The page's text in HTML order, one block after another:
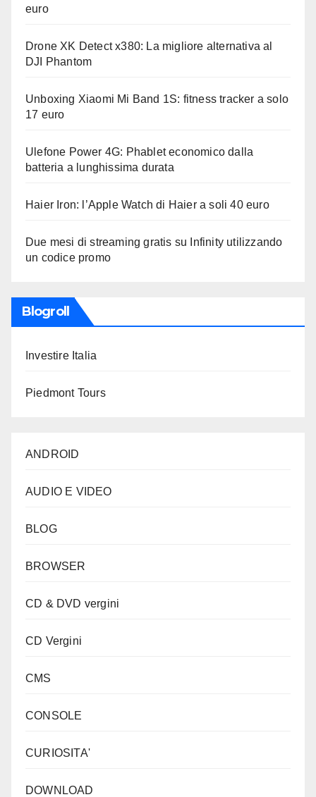
euro
Drone XK Detect x380: La migliore alternativa al
DJI Phantom
Unboxing Xiaomi Mi Band 1S: fitness tracker a solo
17 euro
Ulefone Power 4G: Phablet economico dalla
batteria a lunghissima durata
Haier Iron: l’Apple Watch di Haier a soli 40 euro
Due mesi di streaming gratis su Infinity utilizzando
un codice promo
Blogroll
Investire Italia
Piedmont Tours
ANDROID
AUDIO E VIDEO
BLOG
BROWSER
CD & DVD vergini
CD Vergini
CMS
CONSOLE
CURIOSITA'
DOWNLOAD